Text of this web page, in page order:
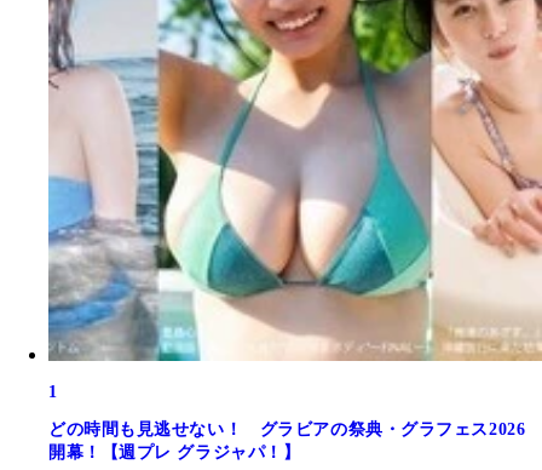
1
どの時間も見逃せない！ グラビアの祭典・グラフェス2026
開幕！【週プレ グラジャパ！】